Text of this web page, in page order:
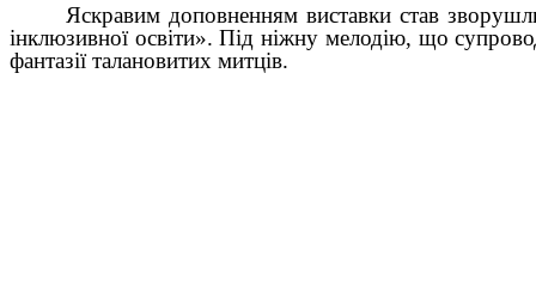
Яскравим доповненням виставки став
інклюзивної освіти». Під ніжну мелодію, що
фантазії талановитих митців.